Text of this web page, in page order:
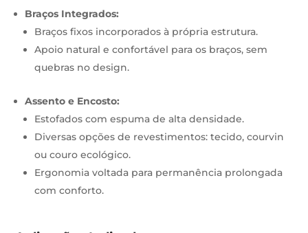
Braços Integrados:
Braços fixos incorporados à própria estrutura.
Apoio natural e confortável para os braços, sem
quebras no design.
Assento e Encosto:
Estofados com espuma de alta densidade.
Diversas opções de revestimentos: tecido, courvin
ou couro ecológico.
Ergonomia voltada para permanência prolongada
com conforto.